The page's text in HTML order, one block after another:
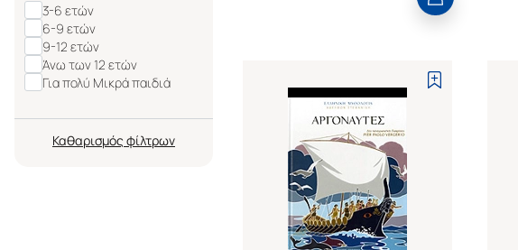
3-6 ετών
6-9 ετών
9-12 ετών
Άνω των 12 ετών
Για πολύ Μικρά παιδιά
Καθαρισμός